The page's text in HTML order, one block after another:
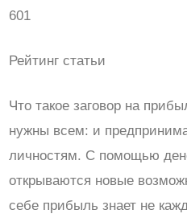
601
Рейтинг статьи
Что такое заговор на
нужны всем: и
личностям. С помощью
открываются новые
себе прибыль знает не